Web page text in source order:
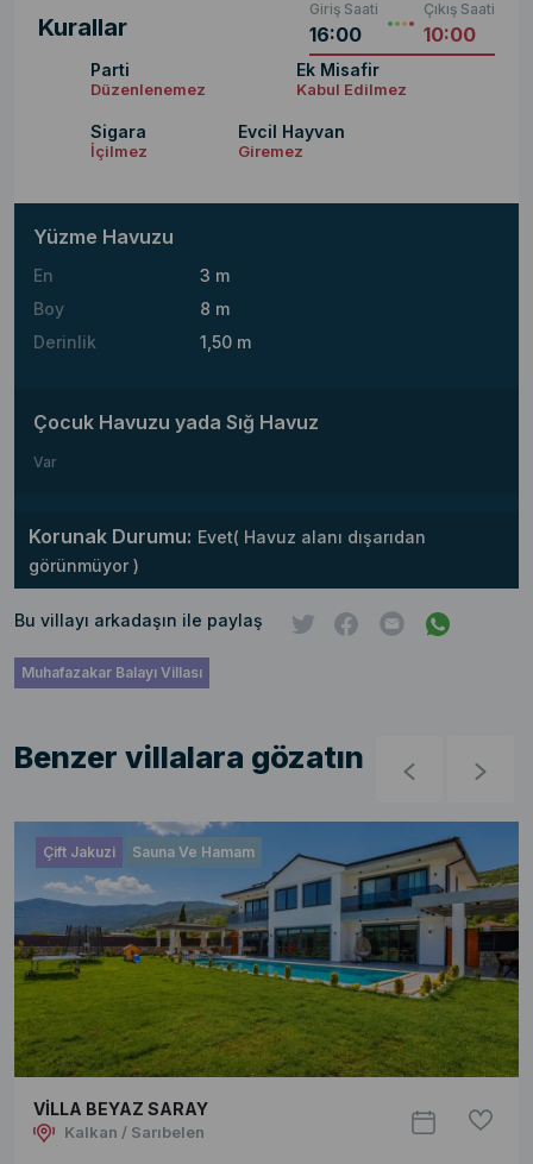
Kurallar
Giriş Saati
16:00
Çıkış Saati
10:00
Parti
Düzenlenemez
Ek Misafir
Kabul Edilmez
Sigara
İçilmez
Evcil Hayvan
Giremez
Yüzme Havuzu
En
3 m
Boy
8 m
Derinlik
1,50 m
Çocuk Havuzu yada Sığ Havuz
Var
Korunak Durumu: Evet( Havuz alanı dışarıdan
görünmüyor )
Bu villayı arkadaşın ile paylaş
Muhafazakar Balayı Villası
Benzer villalara gözatın
Çift Jakuzi Sauna Ve Hamam
VİLLA BEYAZ SARAY
Kalkan / Sarıbelen